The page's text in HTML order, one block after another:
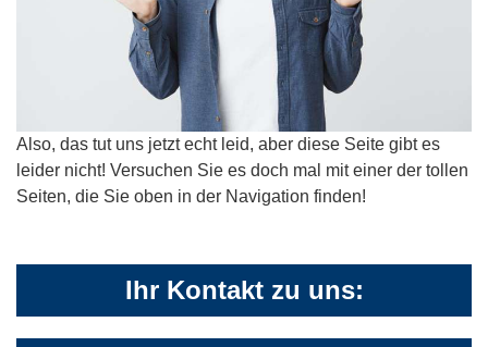
Also, das tut uns jetzt echt leid, aber diese Seite gibt es
leider nicht! Versuchen Sie es doch mal mit einer der tollen
Seiten, die Sie oben in der Navigation finden!
Ihr Kontakt zu uns: